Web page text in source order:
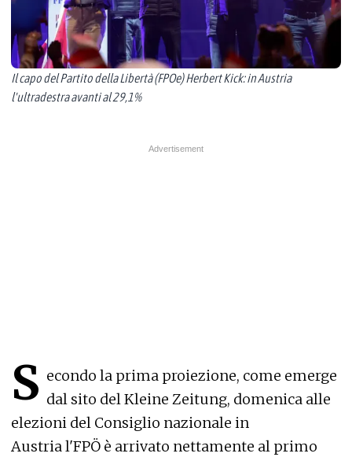
Il capo del Partito della Libertà (FPOe) Herbert Kick: in Austria
l'ultradestra avanti al 29,1%
S econdo la prima proiezione, come emerge
dal sito del Kleine Zeitung, domenica alle
elezioni del Consiglio nazionale in
Austria l'FPÖ è arrivato nettamente al primo